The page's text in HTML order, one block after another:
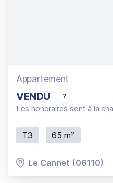
Appartement
VENDU 3P traversant,
Les honoraires sont à la
T3 65 m²
Le Cannet (06110)